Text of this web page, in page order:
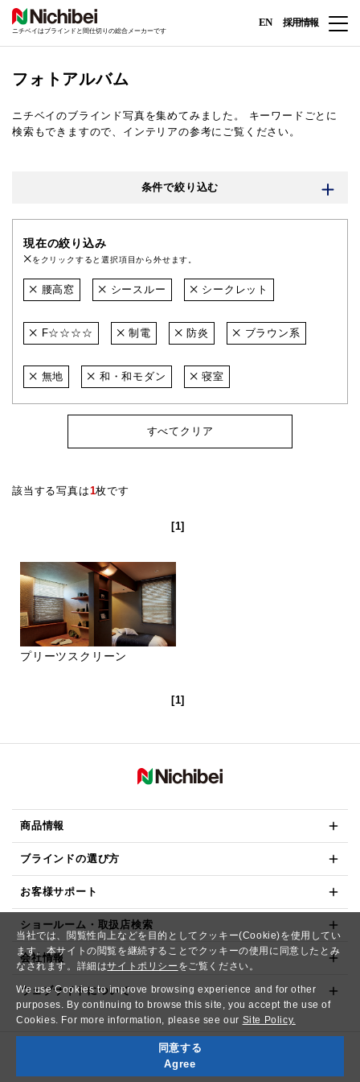
当社では、閲覧性向上などを目的としてクッキー(Cookie)を使用してい
ます。本サイトの閲覧を継続することでクッキーの使用に同意したとみ
なされます。詳細はサイトポリシー をご覧ください。
We use Cookies to improve browsing experience and for other
purposes. By continuing to browse this site, you accept the use of
Cookies. For more information, please see our Site Policy.
同意する
Agree
ニチベイはブラインドと間仕切りの総合メーカーです
EN 採用情報
フォトアルバム
ニチベイのブラインド写真を集めてみました。
キーワードごとに
検索もできますので、インテリアの参考にご覧ください。
条件で絞り込む
現在の絞り込み
をクリックすると選択項目から外せます。
腰高窓 シースルー シークレット
F☆☆☆☆ 制電 防炎 ブラウン系
無地 和・和モダン 寝室
すべてクリア
該当する写真は1枚です
[1]
プリーツスクリーン
[1]
商品情報
ブラインドの選び方
お客様サポート
ショールーム・取扱店検索
会社情報
ウェブサイトについて
Copyright© NICHIBEI CO.,LTD. All Rights Reserved.